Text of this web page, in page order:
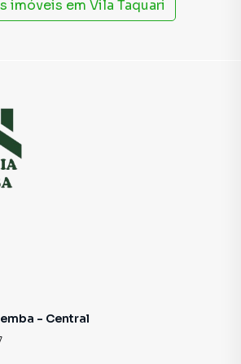
imóveis em Vila Taquari
- Central